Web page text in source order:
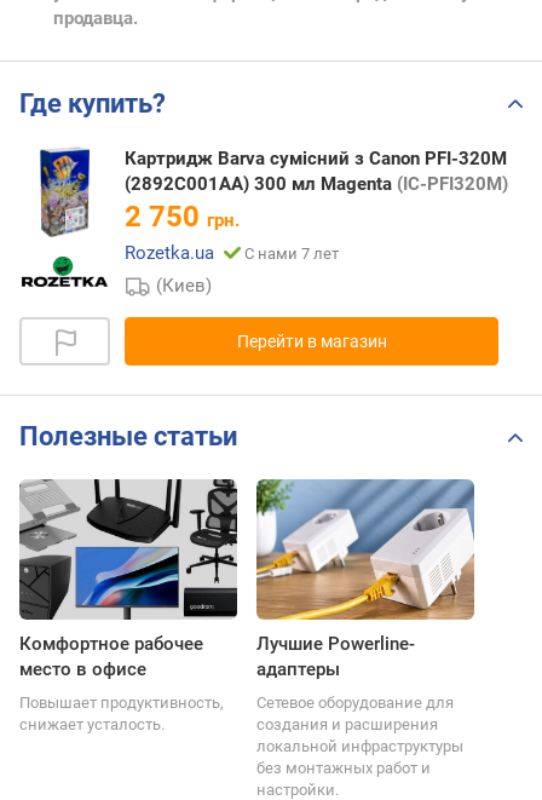
продавца.
Где купить?
Картридж Barva сумісний з Canon PFI-320M
(2892C001AA) 300 мл Magenta (IC-PFI320M)
2 750 грн.
Rozetka.ua
С нами 7 лет
(Киев)
Перейти в магазин
Полезные статьи
Комфортное рабочее
место в офисе
Повышает продуктивность,
снижает усталость.
Лучшие Powerline-
адаптеры
Сетевое оборудование для
создания и расширения
локальной инфраструктуры
без монтажных работ и
настройки.